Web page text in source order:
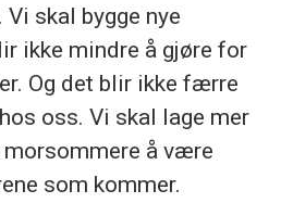
skal bygge nye
ikke mindre å gjøre for
Og det blir ikke færre
oss. Vi skal lage mer
å være
som kommer.